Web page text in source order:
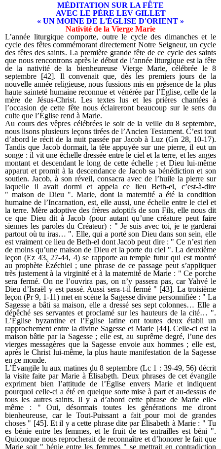
MÉDITATION SUR LA FÊTE
AVEC LE PÈRE LEV GILLET
« UN MOINE DE L'ÉGLISE D'ORIENT »
Nativité de la Vierge Marie
L’année liturgique comporte, outre le cycle des dimanches et le
cycle des fêtes commémorant directement Notre Seigneur, un cycle
des fêtes des saints. La première grande fête de ce cycle des saints
que nous rencontrons après le début de l’année liturgique est la fête
de la nativité de la bienheureuse Vierge Marie, célébrée le 8
septembre [42]. Il convenait que, dès les premiers jours de la
nouvelle année religieuse, nous fussions mis en présence de la plus
haute sainteté humaine reconnue et vénérée par l’Église, celle de la
mère de Jésus-Christ. Les textes lus et les prières chantées à
l’occasion de cette fête nous éclaireront beaucoup sur le sens du
culte que l’Église rend à Marie.
Au cours des vêpres célébrées le soir de la veille du 8 septembre,
nous lisons plusieurs leçons tirées de l’Ancien Testament. C’est tout
d’abord le récit de la nuit passée par Jacob à Luz (Gn 28, 10-17).
Tandis que Jacob dormait, la tête appuyée sur une pierre, il eut un
songe : il vit une échelle dressée entre le ciel et la terre, et les anges
montant et descendant le long de cette échelle ; et Dieu lui-même
apparut et promit à la descendance de Jacob sa bénédiction et son
soutien. Jacob, à son réveil, consacra avec de l’huile la pierre sur
laquelle il avait dormi et appela ce lieu Beth-el, c’est-à-dire
" maison de Dieu ". Marie, dont la maternité a été la condition
humaine de l’Incarnation, est, elle aussi, une échelle entre le ciel et
la terre. Mère adoptive des frères adoptifs de son Fils, elle nous dit
ce que Dieu dit à Jacob (pour autant qu’une créature peut faire
siennes les paroles du Créateur) : " Je suis avec toi, je te garderai
partout où tu iras… ". Elle, qui a porté son Dieu dans son sein, elle
est vraiment ce lieu de Beth-el dont Jacob peut dire : " Ce n’est rien
de moins qu’une maison de Dieu et la porte du ciel ". La deuxième
leçon (Ez 43, 27-44, 4) se rapporte au temple futur qui est montré
au prophète Ézéchiel ; une phrase de ce passage peut s’appliquer
très justement à la virginité et à la maternité de Marie : " Ce porche
sera fermé. On ne l’ouvrira pas, on n’y passera pas, car Yahvé le
Dieu d’Israël y est passé. Aussi sera-t-il fermé " [43]. La troisième
leçon (Pr 9, 1-11) met en scène la Sagesse divine personnifiée : " La
Sagesse a bâti sa maison, elle a dressé ses sept colonnes… Elle a
dépêché ses servantes et proclamé sur les hauteurs de la cité… ".
L’Église byzantine et l’Église latine ont toutes deux établi un
rapprochement entre la divine Sagesse et Marie [44]. Celle-ci est la
maison bâtie par la Sagesse ; elle est, au suprême degré, l’une des
vierges messagères que la Sagesse envoie aux hommes ; elle est,
après le Christ lui-même, la plus haute manifestation de la Sagesse
en ce monde.
L’Évangile lu aux matines du 8 septembre (Lc 1 : 39-49, 56) décrit
la visite faite par Marie à Élisabeth. Deux phrases de cet évangile
expriment bien l’attitude de l’Église envers Marie et indiquent
pourquoi celle-ci a été en quelque sorte mise à part et au-dessus de
tous les autres saints. Il y a d’abord cette phrase de Marie elle-
même : " Oui, désormais toutes les générations me diront
bienheureuse, car le Tout-Puissant a fait pour moi de grandes
choses " [45]. Et il y a cette phrase dite par Élisabeth à Marie : " Tu
es bénie entre les femmes, et le fruit de tes entrailles est béni ".
Quiconque nous reprocherait de reconnaître et d’honorer le fait que
Marie soit " bénie entre les femmes " se mettrait en contradiction